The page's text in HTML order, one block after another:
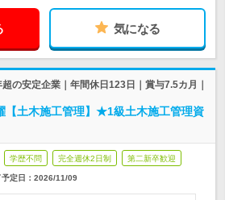
気になる
の安定企業｜年間休日123日｜賞与7.5カ月｜
【土木施工管理】★1級土木施工管理資
学歴不問 完全週休2日制 第二新卒歓迎
定日： 2026/11/09